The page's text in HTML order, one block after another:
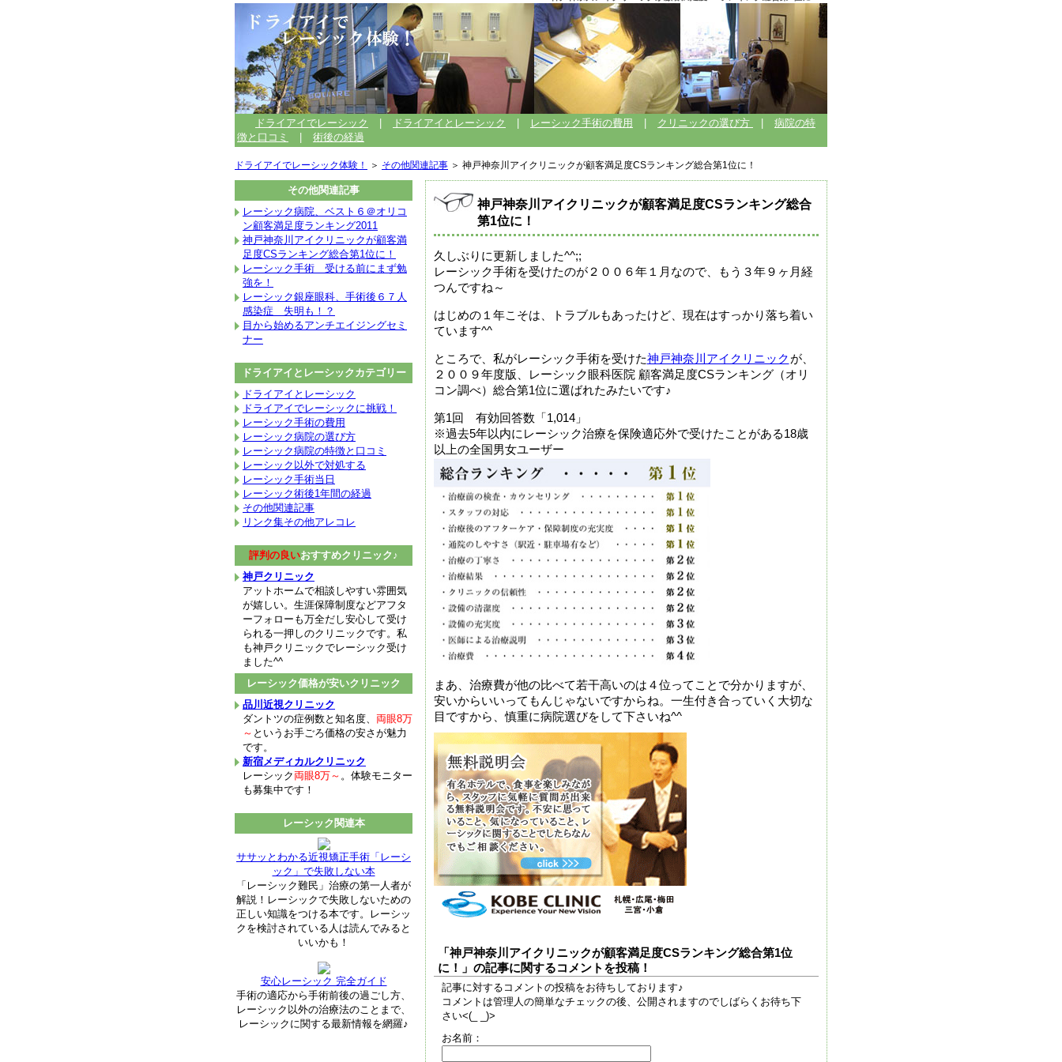
ドライアイでレーシック ドライアイとレーシック レーシック手術の費用 クリニックの選び方
病院の特
徴と口コミ
術後の経過
ドライアイでレーシック体験！ ＞ その他関連記事 ＞ 神戸神奈川アイクリニックが顧客満足度CSランキング総合第1位に！
神戸神奈川アイクリニックが顧客満足度CSランキング総合
第1位に！
久しぶりに更新しました^^;;
レーシック手術を受けたのが２００６年１月なので、もう３年９ヶ月経
つんですね～
はじめの１年こそは、トラブルもあったけど、現在はすっかり落ち着い
ています^^
ところで、私がレーシック手術を受けた神戸神奈川アイクリニック が、
２００９年度版、レーシック眼科医院 顧客満足度CSランキング（オリ
コン調べ）総合第1位に選ばれたみたいです♪
第1回 有効回答数「1,014」
※過去5年以内にレーシック治療を保険適応外で受けたことがある18歳
以上の全国男女ユーザー
まあ、治療費が他の比べて若干高いのは４位ってことで分かりますが、
安いからいいってもんじゃないですからね。一生付き合っていく大切な
目ですから、慎重に病院選びをして下さいね^^
「神戸神奈川アイクリニックが顧客満足度CSランキング総合第1位
に！」の記事に関するコメントを投稿！
記事に対するコメントの投稿をお待ちしております♪
コメントは管理人の簡単なチェックの後、公開されますのでしばらくお待ち下
さい<(_ _)>
お名前：
その他関連記事
レーシック病院、ベスト６＠オリコ
ン顧客満足度ランキング2011
神戸神奈川アイクリニックが顧客満
足度CSランキング総合第1位に！
レーシック手術 受ける前にまず勉
強を！
レーシック銀座眼科、手術後６７人
感染症 失明も！？
目から始めるアンチエイジングセミ
ナー
ドライアイとレーシックカテゴリー
ドライアイとレーシック
ドライアイでレーシックに挑戦！
レーシック手術の費用
レーシック病院の選び方
レーシック病院の特徴と口コミ
レーシック以外で対処する
レーシック手術当日
レーシック術後1年間の経過
その他関連記事
リンク集その他アレコレ
評判の良いおすすめクリニック♪
神戸クリニック
アットホームで相談しやすい雰囲気
が嬉しい。生涯保障制度などアフタ
ーフォローも万全だし安心して受け
られる一押しのクリニックです。私
も神戸クリニックでレーシック受け
ました^^
レーシック価格が安いクリニック
品川近視クリニック
ダントツの症例数と知名度、 両眼8万
～ というお手ごろ価格の安さが魅力
です。
新宿メディカルクリニック
レーシック両眼8万～ 。体験モニター
も募集中です！
レーシック関連本
ササッとわかる近視矯正手術「レーシ
ック」で失敗しない本
「レーシック難民」治療の第一人者が
解説！レーシックで失敗しないための
正しい知識をつける本です。レーシッ
クを検討されている人は読んでみると
いいかも！
安心レーシック 完全ガイド
手術の適応から手術前後の過ごし方、
レーシック以外の治療法のことまで、
レーシックに関する最新情報を網羅♪